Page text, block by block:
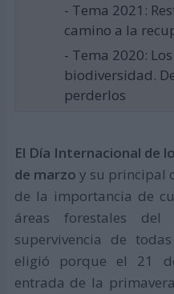
- Tema 2021:
camino a la
- Tema 2020:
biodiversidad.
perderlos
El Día Internacional de
de marzo y su principal
de la importancia de
áreas forestales
supervivencia de
eligió porque el 21
entrada de la